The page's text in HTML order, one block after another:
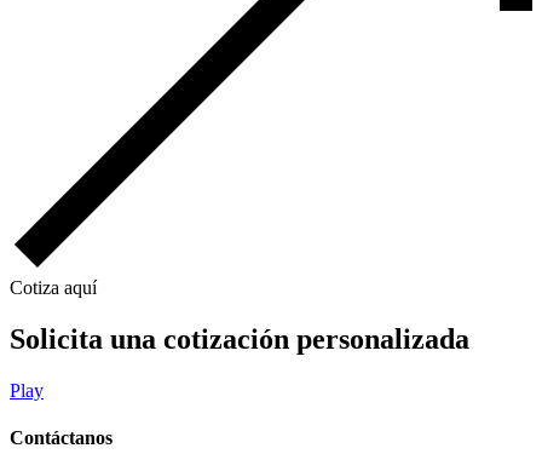
Cotiza aquí
Solicita una cotización personalizada
Play
Contáctanos